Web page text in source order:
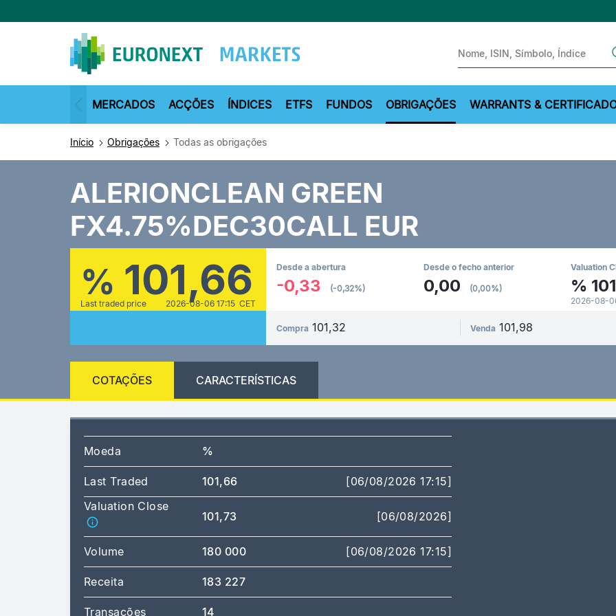
para
MERCADOS ACÇÕES ÍNDICES ETFS FUNDOS OBRIGAÇÕES WARRANTS &
Início Obrigações Todas as obrigações
ALERIONCLEAN GREEN
FX4.75%DEC30CALL EUR
% 101,66
Last traded price 2026-08-06 17:15 CET
Desde a abertura
-0,33 (-0,32%)
Desde o fecho anterior
0,00 (0,00%)
Valuation
%
2026-08-
Compra 101,32 Venda 101,98
COTAÇÕES CARACTERÍSTICAS
Moeda %
Last Traded 101,66
[06/08/2026 17:15]
Valuation Close
101,73 [06/08/2026]
Volume 180 000 [06/08/2026 17:15]
Receita 183 227
Transações 14